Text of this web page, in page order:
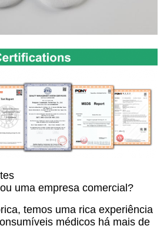
uma empresa comercial?
temos uma rica experiência
médicos há mais de